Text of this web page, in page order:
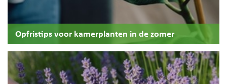
Opfristips voor kamerplanten in de zomer